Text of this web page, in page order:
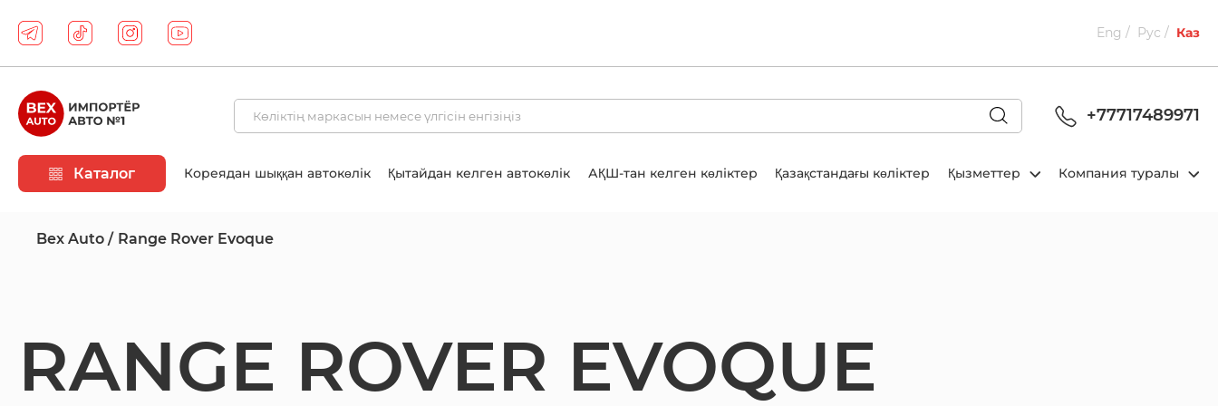
Eng Рус Каз
+77717489971
Каталог Кореядан шыққан автокөлік Қытайдан келген автокөлік АҚШ-тан келген көліктер Қазақстандағы көліктер Қызметтер Компания туралы
Bex Auto Range Rover Evoque
RANGE ROVER EVOQUE